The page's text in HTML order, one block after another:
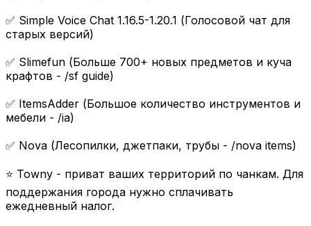
✅ Simple Voice Chat 1.16.5-1.20.1 (Голосовой чат для
старых версий)
✅ Slimefun (Больше 700+ новых предметов и куча
крафтов - /sf guide)
✅ ItemsAdder (Большое количество инструментов и
мебели - /ia)
✅ Nova (Лесопилки, джетпаки, трубы - /nova items)
⭐ Towny - приват ваших территорий по чанкам. Для
поддержания города нужно сплачивать
ежедневный налог.